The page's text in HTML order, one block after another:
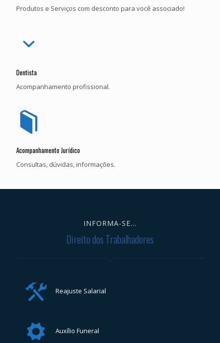
Produtos e Serviços com desconto para você associado!
Dentista
Acompanhamento profissional.
Acompanhamento Jurídico
Consultas, dúvidas, informações.
INFORMA-SE...
Direito dos Trabalhadores
Reajuste Salarial
Auxílio Funeral